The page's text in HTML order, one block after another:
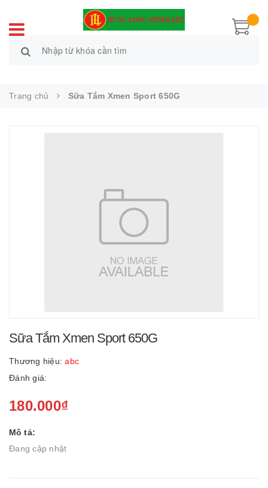
Trang chủ Sữa Tắm Xmen Sport 650G
Sữa Tắm Xmen Sport 650G
Thương hiệu: abc
Đánh giá:
180.000₫
Mô tả:
Đang cập nhật